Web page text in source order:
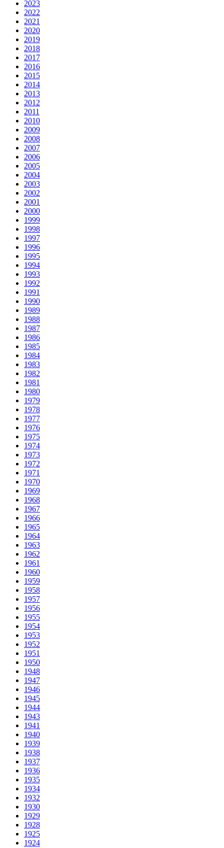
2023
2022
2021
2020
2019
2018
2017
2016
2015
2014
2013
2012
2011
2010
2009
2008
2007
2006
2005
2004
2003
2002
2001
2000
1999
1998
1997
1996
1995
1994
1993
1992
1991
1990
1989
1988
1987
1986
1985
1984
1983
1982
1981
1980
1979
1978
1977
1976
1975
1974
1973
1972
1971
1970
1969
1968
1967
1966
1965
1964
1963
1962
1961
1960
1959
1958
1957
1956
1955
1954
1953
1952
1951
1950
1948
1947
1946
1945
1944
1943
1941
1940
1939
1938
1937
1936
1935
1934
1932
1930
1929
1928
1925
1924